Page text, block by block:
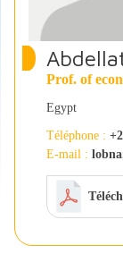
Prof. of
Egypt
Téléphone :
E-mail :